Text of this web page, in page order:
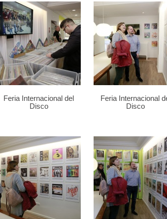
Feria Internacional del
Disco
Feria Internacional
Disco